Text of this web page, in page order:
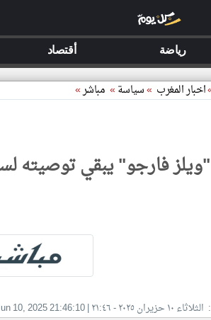
اخبار المغرب »سياسة» مباشر»
"ويلز فارجو" يبقي توصيته
٢٠٢٥ - ٢١:٤٦ |
10, 2025 21:46:10
رياضة أقتصاد